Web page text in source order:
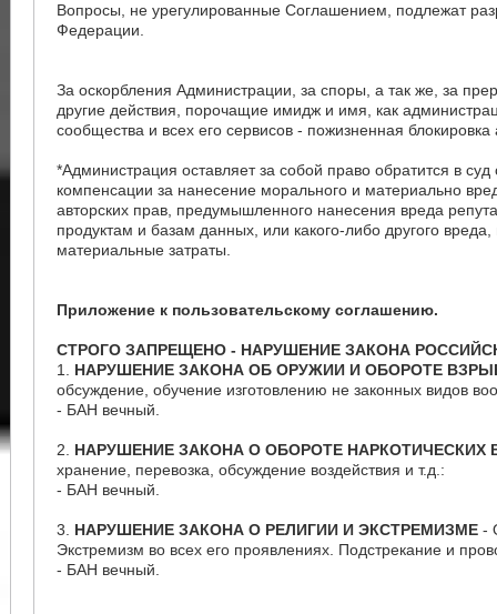
Вопросы, не урегулированные Соглашением, подлежат
Федерации.
За оскорбления Администрации, за споры, а так же, за
другие действия, порочащие имидж и имя, как
сообщества и всех его сервисов - пожизненная блокировка
*Администрация оставляет за собой право обратится в
компенсации за нанесение морального и материально
авторских прав, предумышленного нанесения вреда
продуктам и базам данных, или какого-либо другого
материальные затраты.
Приложение к пользовательскому соглашению.
СТРОГО ЗАПРЕЩЕНО - НАРУШЕНИЕ ЗАКОНА
1. НАРУШЕНИЕ ЗАКОНА ОБ ОРУЖИИ И ОБОРОТЕ
обсуждение, обучение изготовлению не законных видов
- БАН вечный.
2. НАРУШЕНИЕ ЗАКОНА О ОБОРОТЕ НАРКОТИЧЕСКИХ
хранение, перевозка, обсуждение воздействия и т.д.:
- БАН вечный.
3. НАРУШЕНИЕ ЗАКОНА О РЕЛИГИИ И ЭКСТРЕМИЗМЕ -
Экстремизм во всех его проявлениях. Подстрекание и
- БАН вечный.